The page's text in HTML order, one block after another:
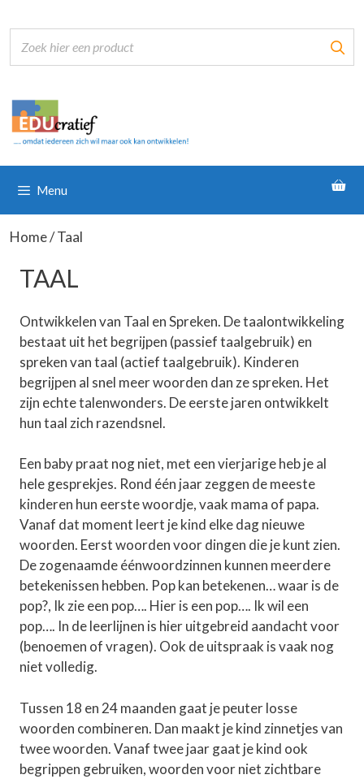
naar
inhoud
Menu
Home/ Taal
TAAL
Ontwikkelen van Taal en Spreken. De taalontwikkeling
bestaat uit het begrijpen (passief taalgebruik) en
spreken van taal (actief taalgebruik). Kinderen
begrijpen al snel meer woorden dan ze spreken. Het
zijn echte talenwonders. De eerste jaren ontwikkelt
hun taal zich razendsnel.
Een baby praat nog niet, met een vierjarige heb je al
hele gesprekjes. Rond één jaar zeggen de meeste
kinderen hun eerste woordje, vaak mama of papa.
Vanaf dat moment leert je kind elke dag nieuwe
woorden. Eerst woorden voor dingen die je kunt zien.
De zogenaamde éénwoordzinnen kunnen meerdere
betekenissen hebben. Pop kan betekenen… waar is de
pop?, Ik zie een pop…. Hier is een pop…. Ik wil een
pop…. In de leerlijnen is hier uitgebreid aandacht voor
(benoemen of vragen). Ook de uitspraak is vaak nog
niet volledig.
Tussen 18 en 24 maanden gaat je peuter losse
woorden combineren. Dan maakt je kind zinnetjes van
twee woorden. Vanaf twee jaar gaat je kind ook
begrippen gebruiken, woorden voor niet zichtbare